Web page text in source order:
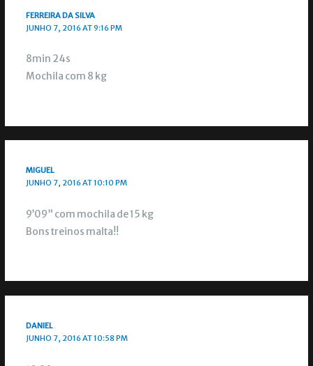
FERREIRA DA SILVA
JUNHO 7, 2016 AT 9:16 PM
8min 24s
Mochila com 8 kg
MIGUEL
JUNHO 7, 2016 AT 10:10 PM
9’09” com mochila de 15 kg
Bons treinos malta!!
DANIEL
JUNHO 7, 2016 AT 10:58 PM